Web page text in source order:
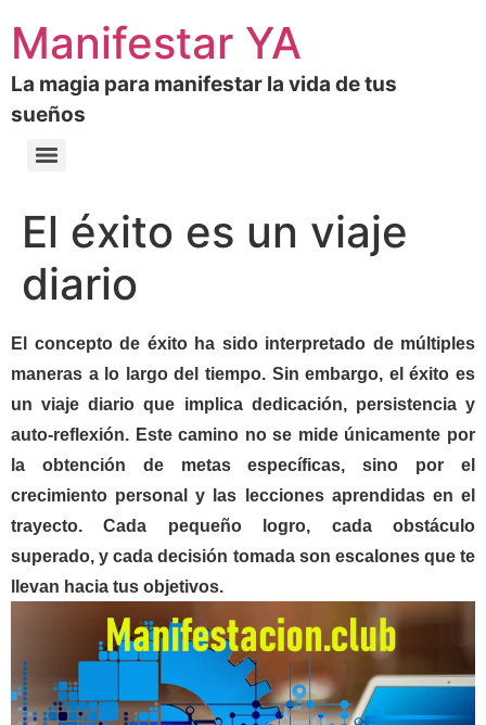
Manifestar YA
La magia para manifestar la vida de tus
sueños
El éxito es un viaje
diario
El concepto de éxito ha sido interpretado de múltiples
maneras a lo largo del tiempo. Sin embargo, el éxito es
un viaje diario que implica dedicación, persistencia y
auto-reflexión. Este camino no se mide únicamente por
la obtención de metas específicas, sino por el
crecimiento personal y las lecciones aprendidas en el
trayecto. Cada pequeño logro, cada obstáculo
superado, y cada decisión tomada son escalones que te
llevan hacia tus objetivos.